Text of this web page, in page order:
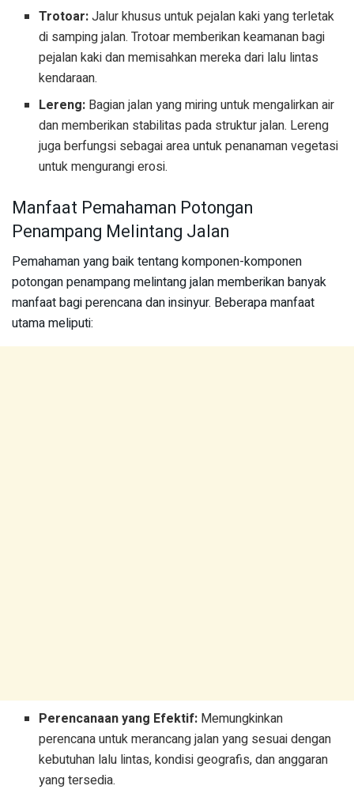
Trotoar:Jalur khusus untuk pejalan kaki yang terletak
di samping jalan. Trotoar memberikan keamanan bagi
pejalan kaki dan memisahkan mereka dari lalu lintas
kendaraan.
Lereng: Bagian jalan yang miring untuk mengalirkan air
dan memberikan stabilitas pada struktur jalan. Lereng
juga berfungsi sebagai area untuk penanaman vegetasi
untuk mengurangi erosi.
Manfaat Pemahaman Potongan
Penampang Melintang Jalan
Pemahaman yang baik tentang komponen-komponen
potongan penampang melintang jalan memberikan banyak
manfaat bagi perencana dan insinyur. Beberapa manfaat
utama meliputi:
Perencanaan yang Efektif: Memungkinkan
perencana untuk merancang jalan yang sesuai dengan
kebutuhan lalu lintas, kondisi geografis, dan anggaran
yang tersedia.